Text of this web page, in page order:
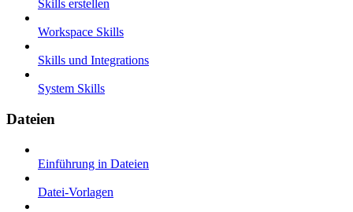
Skills erstellen
Workspace Skills
Skills und Integrations
System Skills
Dateien
Einführung in Dateien
Datei-Vorlagen